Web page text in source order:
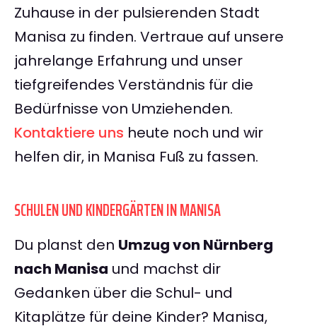
Zuhause in der pulsierenden Stadt
Manisa zu finden. Vertraue auf unsere
jahrelange Erfahrung und unser
tiefgreifendes Verständnis für die
Bedürfnisse von Umziehenden.
Kontaktiere uns heute noch und wir
helfen dir, in Manisa Fuß zu fassen.
SCHULEN UND KINDERGÄRTEN IN MANISA
Du planst den Umzug von Nürnberg
nach Manisa und machst dir
Gedanken über die Schul- und
Kitaplätze für deine Kinder? Manisa,